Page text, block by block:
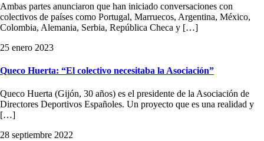
Ambas partes anunciaron que han iniciado conversaciones con
colectivos de países como Portugal, Marruecos, Argentina, México,
Colombia, Alemania, Serbia, República Checa y […]
25 enero 2023
Queco Huerta: “El colectivo necesitaba la Asociación”
Queco Huerta (Gijón, 30 años) es el presidente de la Asociación de
Directores Deportivos Españoles. Un proyecto que es una realidad y
[…]
28 septiembre 2022